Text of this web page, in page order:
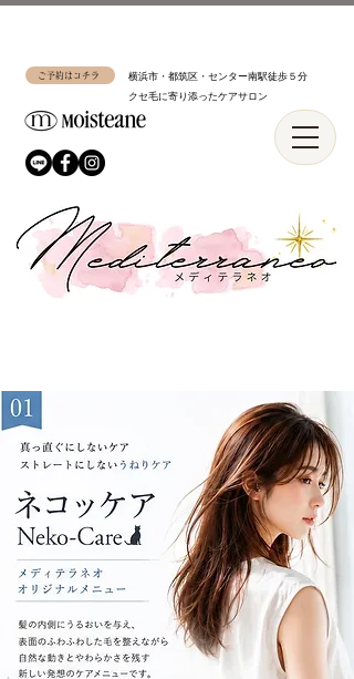
ご予約はコチラ
横浜市・都筑区・センター南駅徒歩５分
​クセ毛に寄り添ったケアサロン